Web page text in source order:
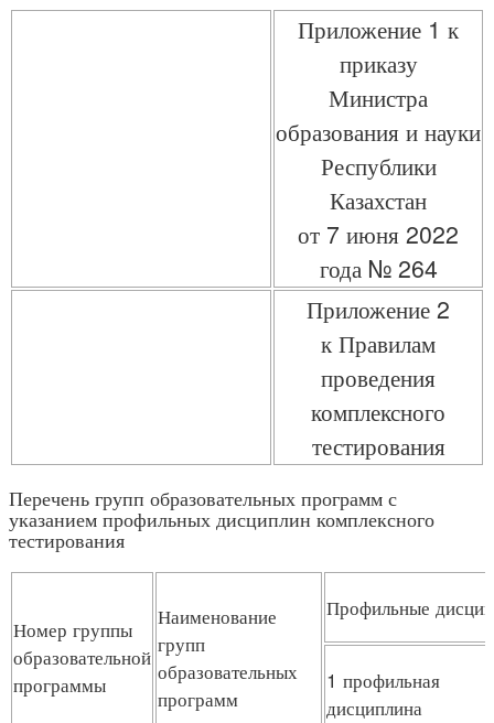
Приложение 1 к
приказу
Министра
образования и науки
Республики
Казахстан
от 7 июня 2022
года № 264
Приложение 2
к Правилам
проведения
комплексного
тестирования
Перечень групп образовательных программ с
указанием профильных дисциплин комплексного
тестирования
Номер группы
образовательной
программы
Наименование
групп
образовательных
программ
Профильные
1 профильная
дисциплина